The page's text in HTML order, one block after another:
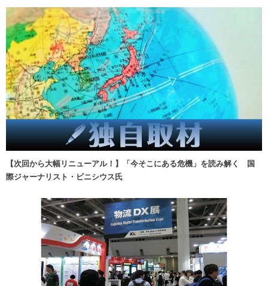
【次回から大幅リニューアル！】「今そこにある危機」を読み解く 国
際ジャーナリスト・ビニシウス氏